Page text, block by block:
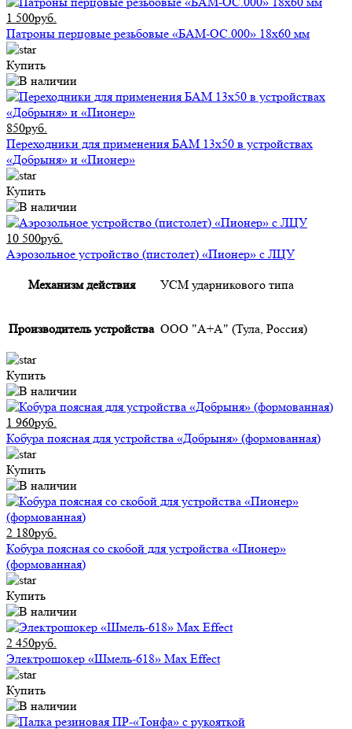
1 500руб.
Патроны перцовые резьбовые «БАМ-ОС.000» 18х60 мм
Купить
850руб.
Переходники для применения БАМ 13x50 в устройствах
«Добрыня» и «Пионер»
Купить
10 500руб.
Аэрозольное устройство (пистолет) «Пионер» с ЛЦУ
Механизм действия УСМ ударникового типа
Производитель устройства ООО "А+А" (Тула, Россия)
Купить
1 960руб.
Кобура поясная для устройства «Добрыня» (формованная)
Купить
2 180руб.
Кобура поясная со скобой для устройства «Пионер»
(формованная)
Купить
2 450руб.
Электрошокер «Шмель-618» Max Effect
Купить